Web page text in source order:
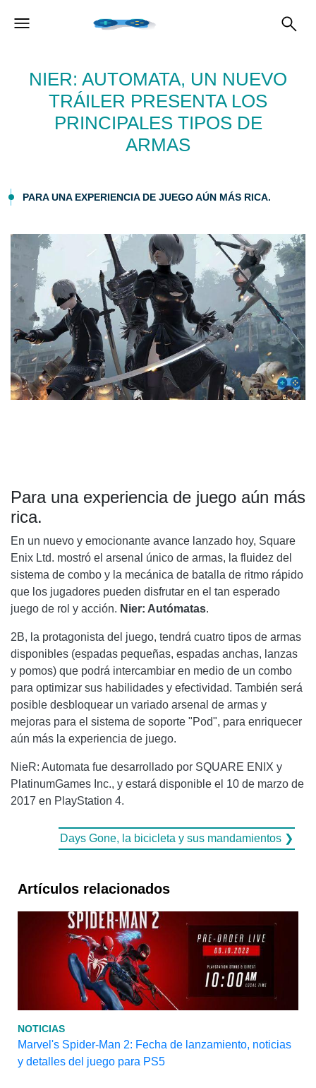
NIER: AUTOMATA, UN NUEVO
TRÁILER PRESENTA LOS
PRINCIPALES TIPOS DE
ARMAS
PARA UNA EXPERIENCIA DE JUEGO AÚN MÁS RICA.
Para una experiencia de juego aún más
rica.
En un nuevo y emocionante avance lanzado hoy, Square
Enix Ltd. mostró el arsenal único de armas, la fluidez del
sistema de combo y la mecánica de batalla de ritmo rápido
que los jugadores pueden disfrutar en el tan esperado
juego de rol y acción. Nier: Autómatas.
2B, la protagonista del juego, tendrá cuatro tipos de armas
disponibles (espadas pequeñas, espadas anchas, lanzas
y pomos) que podrá intercambiar en medio de un combo
para optimizar sus habilidades y efectividad. También será
posible desbloquear un variado arsenal de armas y
mejoras para el sistema de soporte "Pod", para enriquecer
aún más la experiencia de juego.
NieR: Automata fue desarrollado por SQUARE ENIX y
PlatinumGames Inc., y estará disponible el 10 de marzo de
2017 en PlayStation 4.
Days Gone, la bicicleta y sus mandamientos ❯
Artículos relacionados
NOTICIAS
Marvel's Spider-Man 2: Fecha de lanzamiento, noticias
y detalles del juego para PS5